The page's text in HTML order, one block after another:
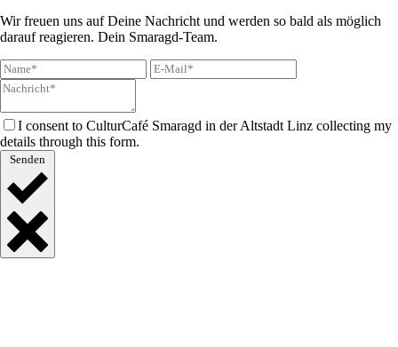
Wir freuen uns auf Deine Nachricht und werden so bald als möglich
darauf reagieren. Dein Smaragd-Team.
I consent to CulturCafé Smaragd in der Altstadt Linz collecting my
details through this form.
Senden